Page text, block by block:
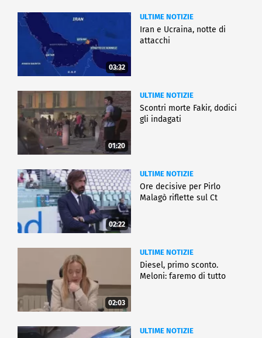
03:32
ULTIME NOTIZIE
Iran e Ucraina, notte di
attacchi
01:20
ULTIME NOTIZIE
Scontri morte Fakir, dodici
gli indagati
02:22
ULTIME NOTIZIE
Ore decisive per Pirlo
Malagò riflette sul Ct
02:03
ULTIME NOTIZIE
Diesel, primo sconto.
Meloni: faremo di tutto
ULTIME NOTIZIE